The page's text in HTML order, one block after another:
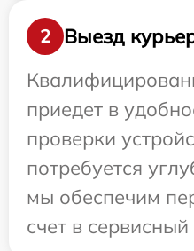
2
Выезд
приедет в
проверки
потребуется
мы обеспечим
счет в